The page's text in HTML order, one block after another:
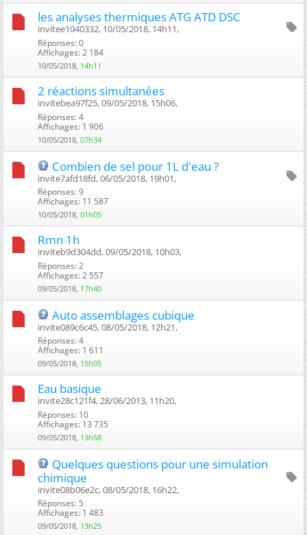
les analyses thermiques ATG ATD DSC
invitee1040332, 10/05/2018, 14h11, ‎
Réponses: 0
Affichages: 2 184
10/05/2018, 14h11
2 réactions simultanées
invitebea97f25, 09/05/2018, 15h06, ‎
Réponses: 4
Affichages: 1 906
10/05/2018, 07h34
Combien de sel pour 1L d'eau ?
invite7afd18fd, 06/05/2018, 19h01, ‎
Réponses: 9
Affichages: 11 587
10/05/2018, 01h05
Rmn 1h
inviteb9d304dd, 09/05/2018, 10h03, ‎
Réponses: 2
Affichages: 2 557
09/05/2018, 17h40
Auto assemblages cubique
invite089c6c45, 08/05/2018, 12h21, ‎
Réponses: 4
Affichages: 1 611
09/05/2018, 15h05
Eau basique
invite28c121f4, 28/06/2013, 11h20, ‎
Réponses: 10
Affichages: 13 735
09/05/2018, 13h58
Quelques questions pour une simulation
chimique
invite08b06e2c, 08/05/2018, 16h22, ‎
Réponses: 5
Affichages: 1 483
09/05/2018, 13h25